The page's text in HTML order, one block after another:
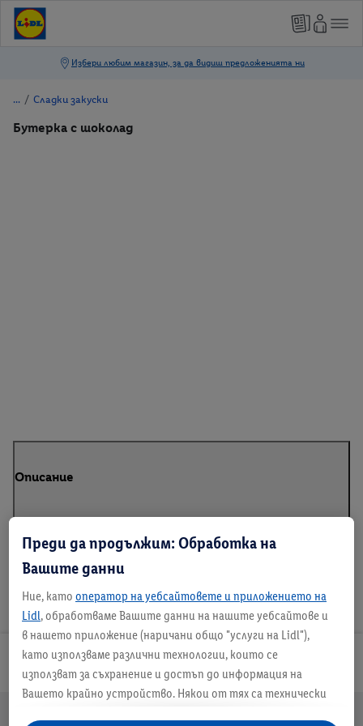
/ Сладки закуски
Бутерка с шоколад
Описание
Lidl Plus
Преди да продължим: Обработка на
Вашите данни
Ние, като оператор на уебсайтовете и приложението на
Lidl, обработваме Вашите данни на нашите уебсайтове и
в нашето приложение (наричани общо "услуги на Lidl"),
като използваме различни технологии, които се
използват за съхранение и достъп до информация на
Вашето крайно устройство. Някои от тях са технически